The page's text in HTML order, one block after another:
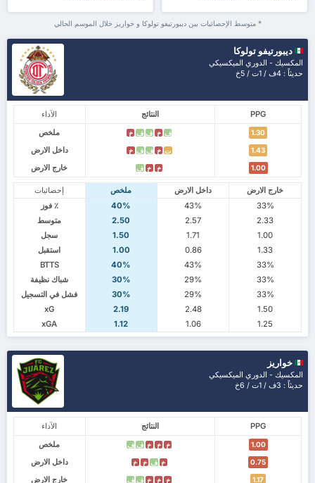
* متوسط الإحصائيات بين ديبورتيفو تولوكا و خواريز خلال الموسم الحالي
ديبورتيفو تولوكا
المكسيك - الدوري الميكسيكي
حديثاً : 4ف / 1ت / 5خ
الآداء النتائج
PPG
ملخص
ف خ ف ف خ 1.30
داخل الارض ت خ ف ف خ 1.43
خارج الارض خ خ ف 1.00
إحصائيات ملخص داخل الارض
خارج الارض
٪ فوز
40% 43%
33%
متوسط
2.50 2.57
2.33
سجل
1.50 1.71
1.00
استقبل
1.00 0.86
1.33
BTTS
40% 43%
33%
شباك نظيفة
30% 29%
33%
فشل في التسجيل
30% 29%
33%
xG
2.19 2.48
1.50
xGA
1.12 1.06 1.25
خواريز
المكسيك - الدوري الميكسيكي
حديثاً : 3ف / 1ت / 6خ
الآداء النتائج
PPG
ملخص
خ خ خ ف ف 1.00
داخل الارض خ ف خ خ 0.75
خارج الارض خ خ خ ف ف 1.17